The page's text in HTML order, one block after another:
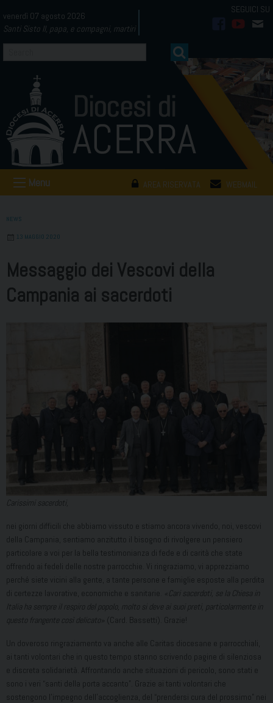
to
content
venerdì 07 agosto 2026
Santi Sisto II, papa, e compagni, martiri
AREA RISERVATA WEBMAIL
Menu
NEWS
13 MAGGIO 2020
Messaggio dei Vescovi della
Campania ai sacerdoti
Carissimi sacerdoti,
nei giorni difficili che abbiamo vissuto e stiamo ancora vivendo, noi, vescovi
della Campania, sentiamo anzitutto il bisogno di rivolgere un pensiero
particolare a voi per la bella testimonianza di fede e di carità che state
offrendo ai fedeli delle nostre parrocchie. Vi ringraziamo, vi apprezziamo
perché siete vicini alla gente, a tante persone e famiglie esposte alla perdita
di certezze lavorative, economiche e sanitarie.
«Cari sacerdoti, se la Chiesa in
Italia ha sempre il respiro del popolo, molto si deve ai suoi preti, particolarmente in
questo frangente così delicato»
(Card. Bassetti). Grazie!
Un doveroso ringraziamento va anche alle Caritas diocesane e parrocchiali,
ai tanti volontari che in questo tempo stanno scrivendo pagine di silenziosa
e discreta solidarietà. Affrontando anche situazioni di pericolo, sono stati e
sono i veri “santi della porta accanto”. Grazie ai tanti volontari che
sostengono l’impegno dell’accoglienza, del “prendersi cura del prossimo” nei